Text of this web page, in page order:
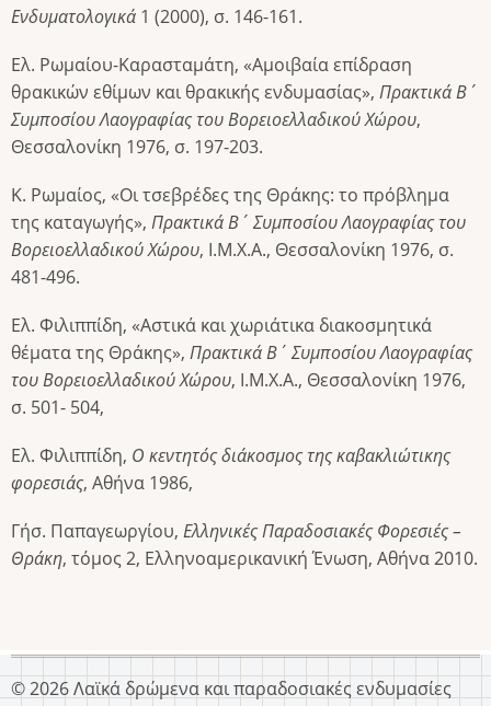
Ενδυματολογικά 1 (2000), σ. 146-161.
Ελ. Ρωμαίου-Καρασταμάτη, «Αμοιβαία επίδραση
θρακικών εθίμων και θρακικής ενδυμασίας», Πρακτικά Β΄
Συμποσίου Λαογραφίας του Βορειοελλαδικού Χώρου,
Θεσσαλονίκη 1976, σ. 197-203.
Κ. Ρωμαίος, «Οι τσεβρέδες της Θράκης: το πρόβλημα
της καταγωγής», Πρακτικά Β΄ Συμποσίου Λαογραφίας του
Βορειοελλαδικού Χώρου, Ι.Μ.Χ.Α., Θεσσαλονίκη 1976, σ.
481-496.
Ελ. Φιλιππίδη, «Αστικά και χωριάτικα διακοσμητικά
θέματα της Θράκης», Πρακτικά Β΄ Συμποσίου Λαογραφίας
του Βορειοελλαδικού Χώρου, Ι.Μ.Χ.Α., Θεσσαλονίκη 1976,
σ. 501- 504,
Ελ. Φιλιππίδη, Ο κεντητός διάκοσμος της καβακλιώτικης
φορεσιάς, Αθήνα 1986,
Γήσ. Παπαγεωργίου, Ελληνικές Παραδοσιακές Φορεσιές –
Θράκη, τόμος 2, Ελληνοαμερικανική Ένωση, Αθήνα 2010.
© 2026 Λαϊκά δρώμενα και παραδοσιακές ενδυμασίες